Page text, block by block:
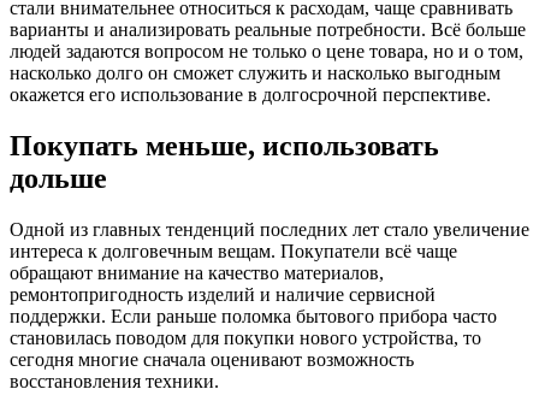
стали внимательнее относиться к расходам, чаще сравнивать
варианты и анализировать реальные потребности. Всё больше
людей задаются вопросом не только о цене товара, но и о том,
насколько долго он сможет служить и насколько выгодным
окажется его использование в долгосрочной перспективе.
Покупать меньше, использовать
дольше
Одной из главных тенденций последних лет стало увеличение
интереса к долговечным вещам. Покупатели всё чаще
обращают внимание на качество материалов,
ремонтопригодность изделий и наличие сервисной
поддержки. Если раньше поломка бытового прибора часто
становилась поводом для покупки нового устройства, то
сегодня многие сначала оценивают возможность
восстановления техники.